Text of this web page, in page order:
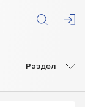
Раздел